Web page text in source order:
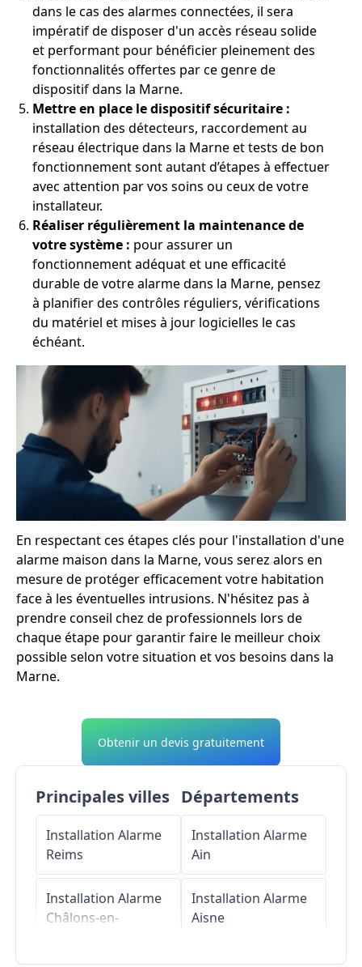
dans le cas des alarmes connectées, il sera
impératif de disposer d'un accès réseau solide
et performant pour bénéficier pleinement des
fonctionnalités offertes par ce genre de
dispositif dans la Marne.
Mettre en place le dispositif sécuritaire :
installation des détecteurs, raccordement au
réseau électrique dans la Marne et tests de bon
fonctionnement sont autant d’étapes à effectuer
avec attention par vos soins ou ceux de votre
installateur.
Réaliser régulièrement la maintenance de
votre système : pour assurer un
fonctionnement adéquat et une efficacité
durable de votre alarme dans la Marne, pensez
à planifier des contrôles réguliers, vérifications
du matériel et mises à jour logicielles le cas
échéant.
En respectant ces étapes clés pour l'installation d'une
alarme maison dans la Marne, vous serez alors en
mesure de protéger efficacement votre habitation
face à les éventuelles intrusions. N'hésitez pas à
prendre conseil chez de professionnels lors de
chaque étape pour garantir faire le meilleur choix
possible selon votre situation et vos besoins dans la
Marne.
Obtenir un devis gratuitement
Principales villes
Installation Alarme
Reims
Installation Alarme
Châlons-en-
Départements
Installation Alarme
Ain
Installation Alarme
Aisne
Installation Alarme